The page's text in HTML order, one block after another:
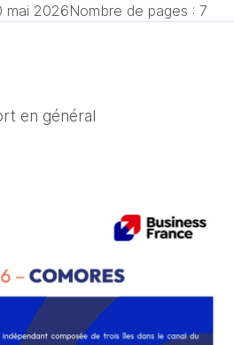
mai 2026Nombre de pages : 7
en général